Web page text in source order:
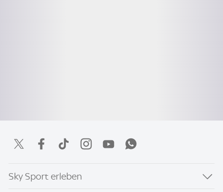
Sky Sport erleben